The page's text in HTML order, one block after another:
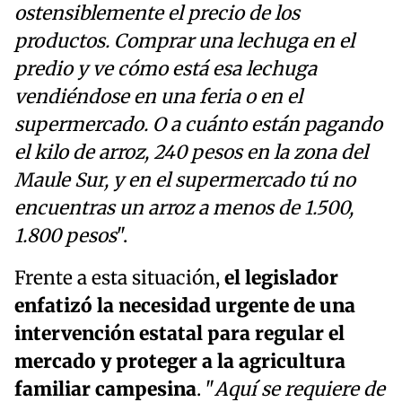
ostensiblemente el precio de los
productos. Comprar una lechuga en el
predio y ve cómo está esa lechuga
vendiéndose en una feria o en el
supermercado. O a cuánto están pagando
el kilo de arroz, 240 pesos en la zona del
Maule Sur, y en el supermercado tú no
encuentras un arroz a menos de 1.500,
1.800 pesos".
Frente a esta situación,el legislador
enfatizó la necesidad urgente de una
intervención estatal para regular el
mercado y proteger a la agricultura
familiar campesina. "Aquí se requiere de